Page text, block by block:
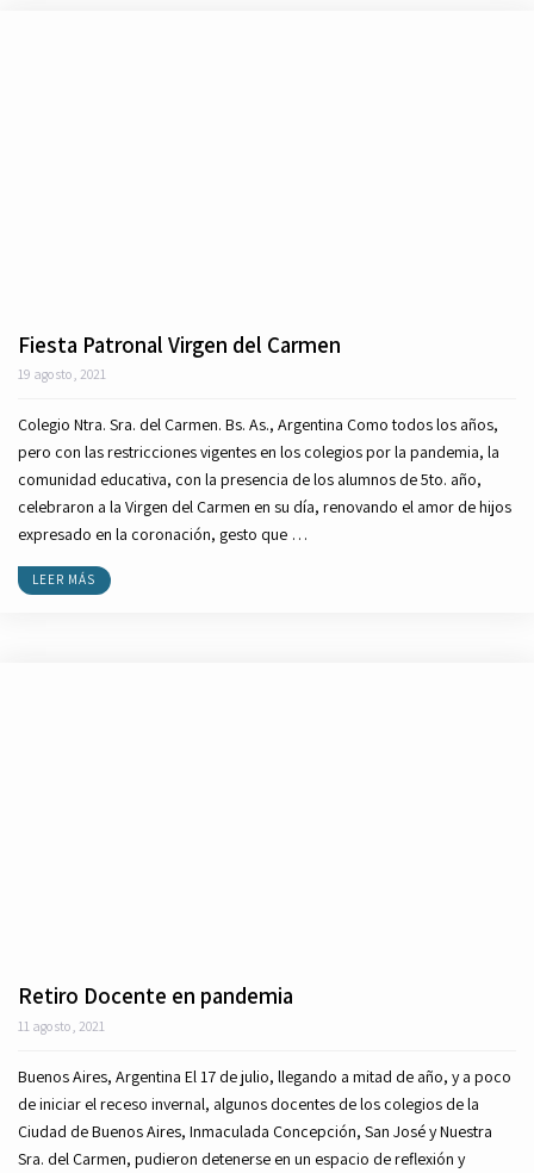
Fiesta Patronal Virgen del Carmen
19 agosto, 2021
Colegio Ntra. Sra. del Carmen. Bs. As., Argentina Como todos los años,
pero con las restricciones vigentes en los colegios por la pandemia, la
comunidad educativa, con la presencia de los alumnos de 5to. año,
celebraron a la Virgen del Carmen en su día, renovando el amor de hijos
expresado en la coronación, gesto que …
LEER MÁS
Retiro Docente en pandemia
11 agosto, 2021
Buenos Aires, Argentina El 17 de julio, llegando a mitad de año, y a poco
de iniciar el receso invernal, algunos docentes de los colegios de la
Ciudad de Buenos Aires, Inmaculada Concepción, San José y Nuestra
Sra. del Carmen, pudieron detenerse en un espacio de reflexión y